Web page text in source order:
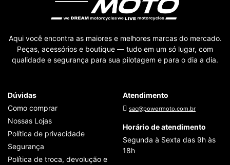
Aqui você encontra as maiores e melhores marcas do mercado.
Peças, acessórios e boutique — tudo em um só lugar, com
qualidade e segurança para sua pilotagem e para o dia a dia.
Dúvidas
Como comprar
Nossas Lojas
Política de privacidade
Segurança
Política de troca, devolução e
Atendimento
sac@powermoto.com.br
Horário de atendimento
Segunda à Sexta das 9h às
18h